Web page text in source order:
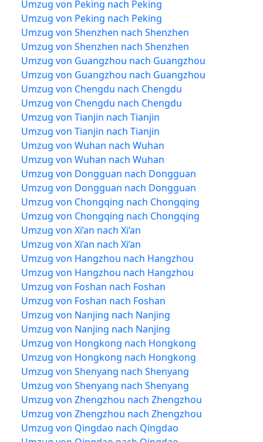
Umzug von Peking nach Peking
Umzug von Peking nach Peking
Umzug von Shenzhen nach Shenzhen
Umzug von Shenzhen nach Shenzhen
Umzug von Guangzhou nach Guangzhou
Umzug von Guangzhou nach Guangzhou
Umzug von Chengdu nach Chengdu
Umzug von Chengdu nach Chengdu
Umzug von Tianjin nach Tianjin
Umzug von Tianjin nach Tianjin
Umzug von Wuhan nach Wuhan
Umzug von Wuhan nach Wuhan
Umzug von Dongguan nach Dongguan
Umzug von Dongguan nach Dongguan
Umzug von Chongqing nach Chongqing
Umzug von Chongqing nach Chongqing
Umzug von Xi’an nach Xi’an
Umzug von Xi’an nach Xi’an
Umzug von Hangzhou nach Hangzhou
Umzug von Hangzhou nach Hangzhou
Umzug von Foshan nach Foshan
Umzug von Foshan nach Foshan
Umzug von Nanjing nach Nanjing
Umzug von Nanjing nach Nanjing
Umzug von Hongkong nach Hongkong
Umzug von Hongkong nach Hongkong
Umzug von Shenyang nach Shenyang
Umzug von Shenyang nach Shenyang
Umzug von Zhengzhou nach Zhengzhou
Umzug von Zhengzhou nach Zhengzhou
Umzug von Qingdao nach Qingdao